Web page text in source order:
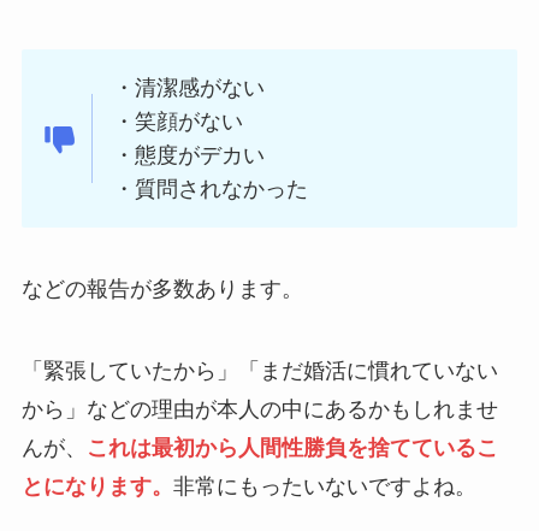
・清潔感がない
・笑顔がない
・態度がデカい
・質問されなかった
などの報告が多数あります。
「緊張していたから」「まだ婚活に慣れていない
から」などの理由が本人の中にあるかもしれませ
んが、
これは最初から人間性勝負を捨てているこ
とになります。 非常にもったいないですよね。